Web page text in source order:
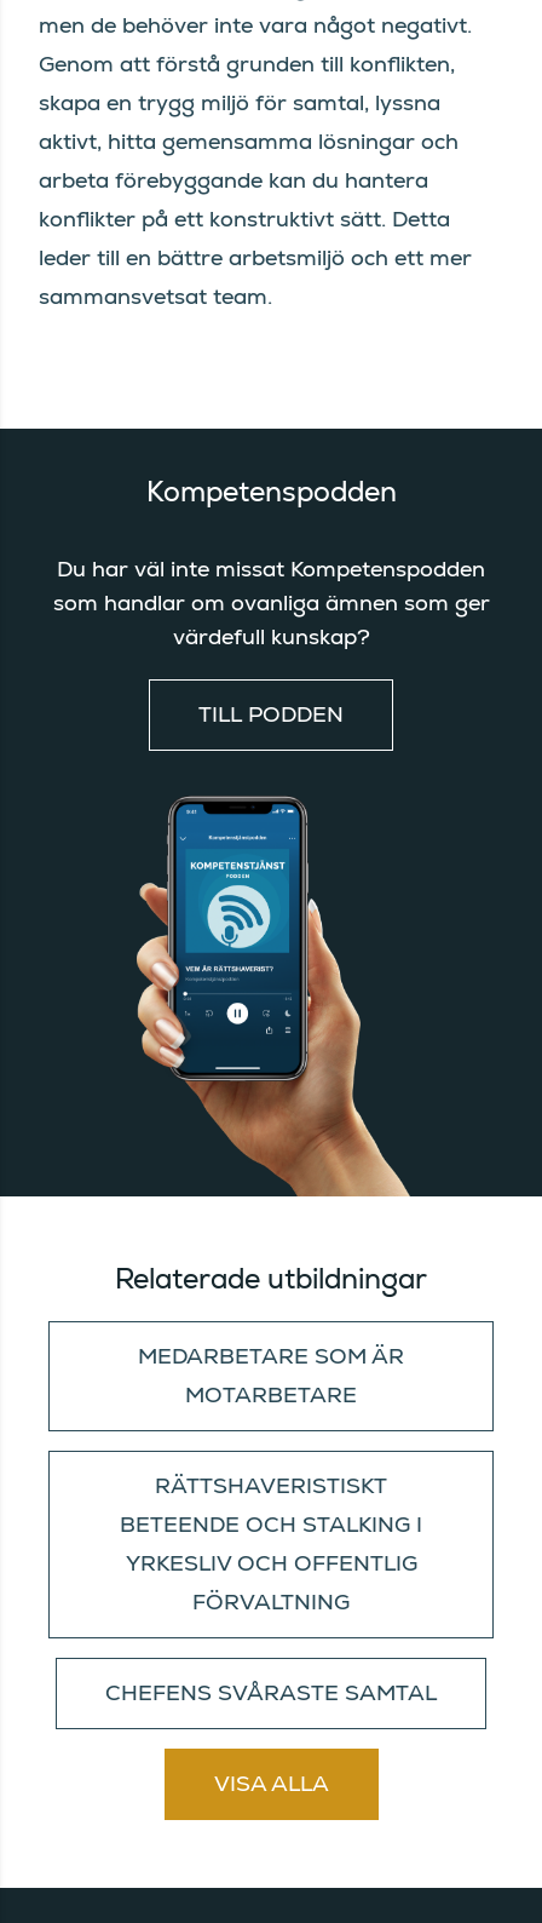
men de behöver inte vara något negativt.
Genom att förstå grunden till konflikten,
skapa en trygg miljö för samtal, lyssna
aktivt, hitta gemensamma lösningar och
arbeta förebyggande kan du hantera
konflikter på ett konstruktivt sätt. Detta
leder till en bättre arbetsmiljö och ett mer
sammansvetsat team.
Kompetenspodden
Du har väl inte missat Kompetenspodden
som handlar om ovanliga ämnen som ger
värdefull kunskap?
TILL PODDEN
Relaterade utbildningar
MEDARBETARE SOM ÄR
MOTARBETARE
RÄTTSHAVERISTISKT
BETEENDE OCH STALKING I
YRKESLIV OCH OFFENTLIG
FÖRVALTNING
CHEFENS SVÅRASTE SAMTAL
VISA ALLA